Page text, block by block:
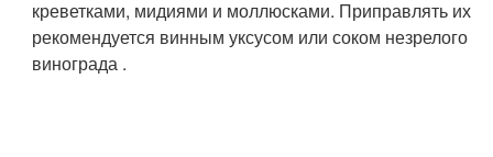
креветками, мидиями и моллюсками. Приправлять их
рекомендуется винным уксусом или соком незрелого
винограда .